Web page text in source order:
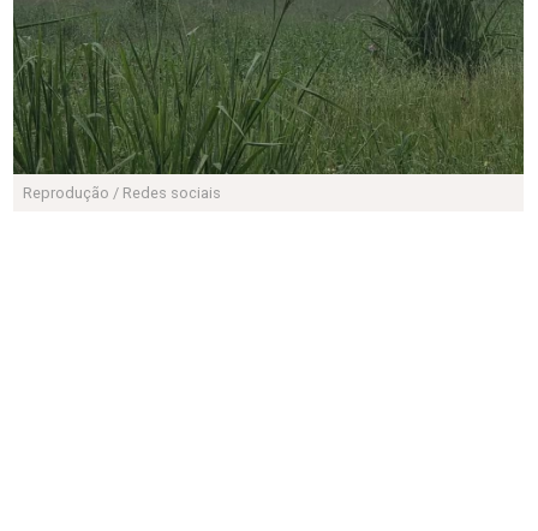
Reprodução / Redes sociais